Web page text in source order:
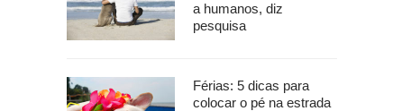
a humanos, diz
pesquisa
Férias: 5 dicas para
colocar o pé na estrada